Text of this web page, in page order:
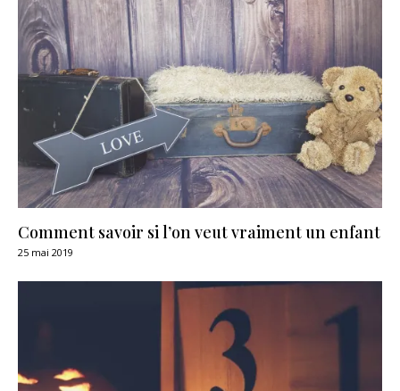
Comment savoir si l’on veut vraiment un enfant
25 mai 2019